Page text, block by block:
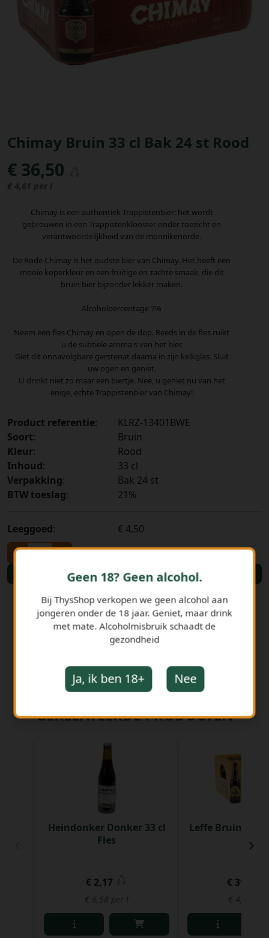
Chimay Bruin 33 cl Bak 24 st Rood
€ 36,50
€ 4,61 per l
Chimay is een authentiek Trappistenbier: het wordt
gebrouwen in een Trappistenklooster onder toezicht en
verantwoordelijkheid van de monnikenorde.
De Rode Chimay is het oudste bier van Chimay. Het heeft een
mooie koperkleur en een fruitige en zachte smaak, die dit
bruin bier bijzonder lekker maken.
Alcoholpercentage 7%
Neem een fles Chimay en open de dop. Reeds in de fles ruikt
u de subtiele aroma's van het bier.
Giet dit onnavolgbare gerstenat daarna in zijn kelkglas. Sluit
uw ogen en geniet.
U drinkt niet zo maar een biertje. Nee, u geniet nu van het
enige, echte Trappistenbier van Chimay!
Product referentie:
KLRZ-13401BWE
Soort:
Bruin
Kleur:
Rood
Inhoud:
33 cl
Verpakking:
Bak 24 st
BTW toeslag: 21%
Leeggoed: € 4,50
- +
Bestellen
GERELATEERDE PRODUCTEN
Heindonker Donker 33 cl
Fles
€ 2,17
€ 6,58 per l
Leffe Bruin 33 cl
€ 39,03
€ 4,93
›
PROMOTIES
Bestellingen
Geen 18? Geen alcohol.
Bij ThysShop verkopen we geen alcohol aan
jongeren onder de 18 jaar. Geniet, maar drink
met mate. Alcoholmisbruik schaadt de
gezondheid
Ja, ik ben 18+ Nee